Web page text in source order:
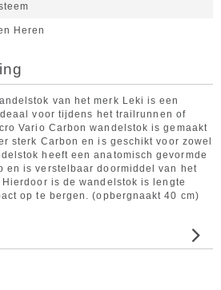
Heren
van het merk Leki is een
voor tijdens het trailrunnen of
Vario Carbon wandelstok is gemaakt
sterk Carbon en is geschikt voor zowel
heeft een anatomisch gevormde
en is verstelbaar doormiddel van het
is de wandelstok is lengte
op te bergen. (opbergnaakt 40 cm)